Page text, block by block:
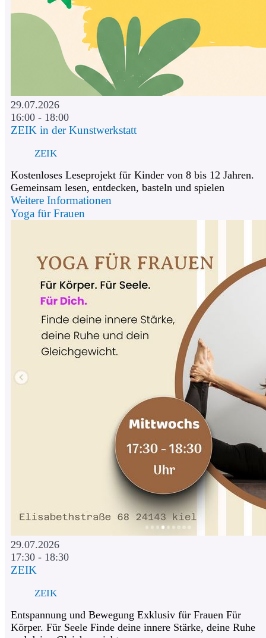
29.07.2026
16:00 - 18:00
ZEIK in der Kunstwerkstatt
ZEIK
Kostenloses Leseprojekt für Kinder von 8 bis 12 Jahren.
Gemeinsam lesen, entdecken, basteln und spielen
Weitere Informationen
Yoga für Frauen
29.07.2026
17:30 - 18:30
ZEIK
ZEIK
Entspannung und Bewegung Exklusiv für Frauen Für
Körper. Für Seele Finde deine innere Stärke, deine Ruhe